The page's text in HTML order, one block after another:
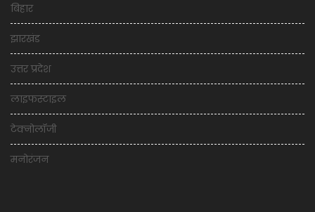
बिहार
झारखंड
उत्तर प्रदेश
लाइफस्टाइल
टेक्नोलॉजी
मनोरंजन